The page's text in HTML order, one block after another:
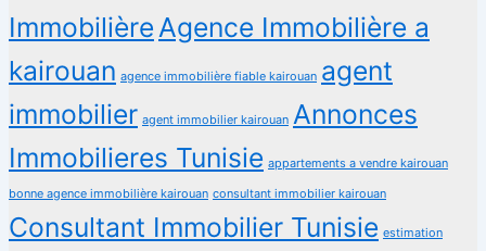
Immobilière Agence Immobilière a
kairouan agence immobilière fiable kairouan agent
immobilier agent immobilier kairouan Annonces
Immobilieres Tunisie appartements a vendre kairouan
bonne agence immobilière kairouan consultant immobilier kairouan
Consultant Immobilier Tunisie estimation